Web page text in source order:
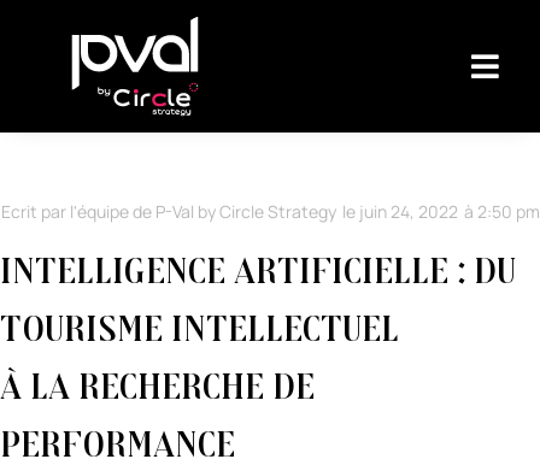
Ecrit par l'équipe de P-Val by Circle Strategy le juin 24, 2022 à 2:50 pm
Intelligence Artificielle : du
tourisme intellectuel
à la recherche de
performance